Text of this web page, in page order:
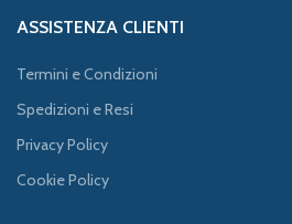
ASSISTENZA CLIENTI
Termini e Condizioni
Spedizioni e Resi
Privacy Policy
Cookie Policy